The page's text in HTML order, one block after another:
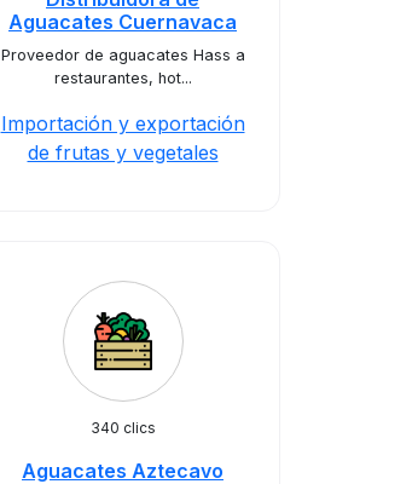
Aguacates Cuernavaca
Proveedor de aguacates Hass a
restaurantes, hot...
Importación y exportación
de frutas y vegetales
340 clics
Aguacates Aztecavo